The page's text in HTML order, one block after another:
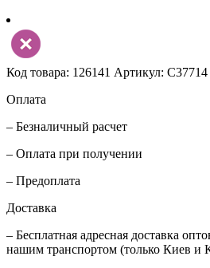
Код товара: 126141 Артикул: C37714
Оплата
– Безналичный расчет
– Оплата при получении
– Предоплата
Доставка
– Бесплатная адресная доставка
нашим транспортом (только Киев и